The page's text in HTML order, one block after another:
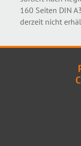
160 Seiten DIN
derzeit nicht